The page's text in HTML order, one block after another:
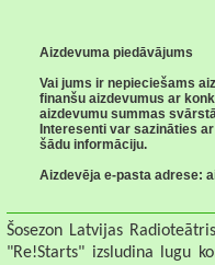
Aizdevuma piedāvājums
Vai jums ir nepieciešams
finanšu aizdevumus ar
aizdevumu summas
Interesenti var sazināties
šādu informāciju.
Aizdevēja e-pasta adrese:
Šosezon Latvijas
"Re!Starts" izsludina lugu